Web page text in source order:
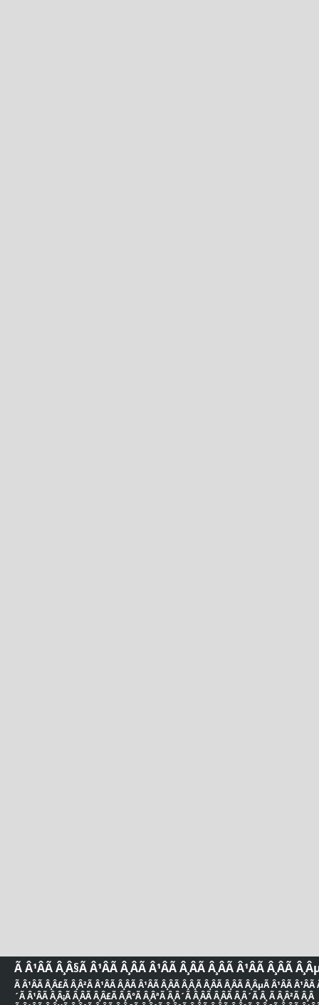
Ã Â¹ÂÃ Â¸Â§Ã Â¹ÂÃ Â¸ÂÃ Â¹ÂÃ Â¸ÂÃ Â¸ÂÃ Â¹ÂÃ Â¸ÂÃ
Ã Â¹ÂÃ Â¸Â£Ã Â¸Â²Ã Â¹ÂÃ Â¸ÂÃ Â¹ÂÃ Â¸ÂÃ Â¸Â¸Ã Â¸ÂÃ Â¸ÂÃ Â¸ÂµÃ Â¹ÂÃ Â¹ÂÃ
´Ã Â¹ÂÃ Â¸Â¡Ã Â¸ÂÃ Â¸Â£Ã Â¸Â°Ã Â¸ÂªÃ Â¸Â´Ã Â¸ÂÃ Â¸ÂÃ Â¸Â´Ã Â¸ Ã Â¸Â²Ã Â¸Â